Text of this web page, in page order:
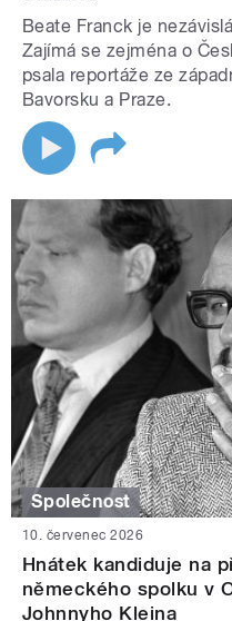
Beate Franck je
Zajímá se zejména o
psala reportáže ze
Bavorsku a Praze.
Společnost
10. červenec 2026
Hnátek kandiduje na
německého spolku v
Johnnyho Kleina